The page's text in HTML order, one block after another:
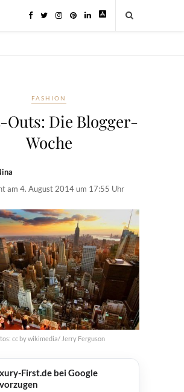
FASHION
Outs: Die Blogger-
Woche
am 4. August 2014 um 17:55 Uhr
cc by wikimedia/ Jerry Ferguson
First.de bei Google